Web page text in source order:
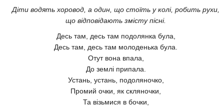
Діти водять хоровод, а один, що стоїть у колі, робить рухи,
що відповідають змісту пісні.
Десь там, десь там подолянка була,
Десь там, десь там молоденька була.
Отут вона впала,
До землі припала.
Устань, устань, подоляночко,
Промий очки, як скляночки,
Та візьмися в бочки,